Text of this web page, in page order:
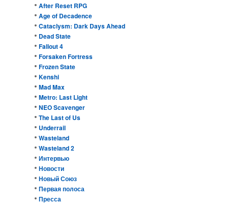
After Reset RPG
Age of Decadence
Cataclysm: Dark Days Ahead
Dead State
Fallout 4
Forsaken Fortress
Frozen State
Kenshi
Mad Max
Metro: Last Light
NEO Scavenger
The Last of Us
Underrail
Wasteland
Wasteland 2
Интервью
Новости
Новый Союз
Первая полоса
Пресса